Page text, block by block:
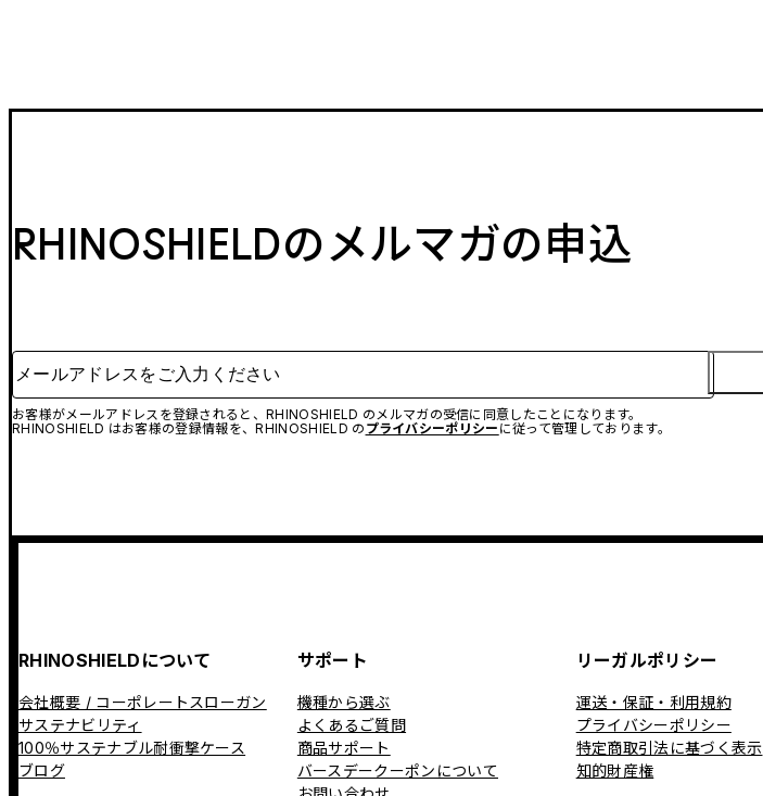
RHINOSHIELDのメルマガの申込
メールアドレスをご入力ください
お客様がメールアドレスを登録されると、RHINOSHIELD のメルマガの受信に同意したことになります。
RHINOSHIELD はお客様の登録情報を、RHINOSHIELD の プライバシーポリシー に従って管理しております。
RHINOSHIELDについて
会社概要 / コーポレートスローガン
サステナビリティ
100％サステナブル耐衝撃ケース
ブログ
サポート
機種から選ぶ
よくあるご質問
商品サポート
バースデークーポンについて
リーガルポリシー
運送・保証・利用規約
プライバシーポリシー
特定商取引法に基づく表示
知的財産権